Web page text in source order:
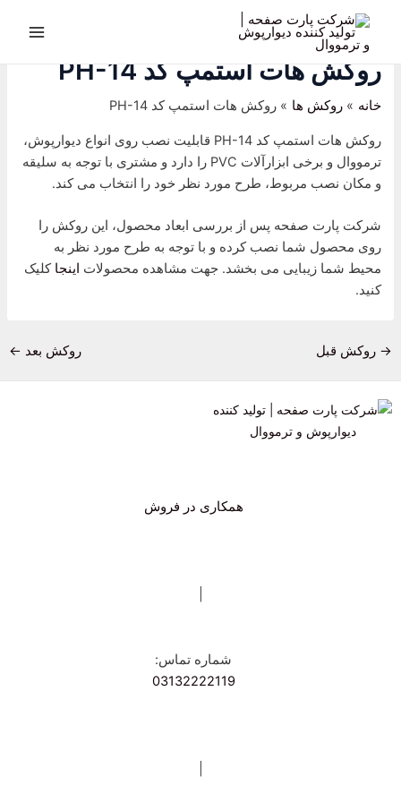
روکش هات استمپ کد PH-14
خانه روکش ها روکش هات استمپ کد PH-14
روکش هات استمپ کد PH-14 قابلیت نصب روی انواع دیوارپوش،
ترمووال و برخی ابزارآلات PVC را دارد و مشتری با توجه به سلیقه
و مکان نصب مربوط، طرح مورد نظر خود را انتخاب می کند.
شرکت پارت صفحه پس از بررسی ابعاد محصول، این روکش را
روی محصول شما نصب کرده و با توجه به طرح مورد نظر به
محیط شما زیبایی می بخشد. جهت مشاهده محصولات اینجا کلیک
کنید.
پیمایش
نوشته
→ روکش قبل روکش بعد ←
همکاری در فروش
شماره تماس:
03132222119